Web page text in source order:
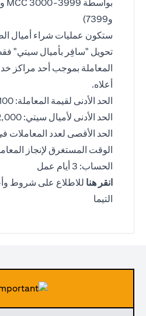
و7399)
ستكون عمليات شراء أميال
تحويل "سافِر بأميال سيتي"
المعاملة بموجب أحد مراكز
أعلاه.
الحد الأدنى لقيمة المعاملة: 100 درهم إماراتي
الحد الأدنى لأميال سيتي: 2,000
الحد الأقصى لعدد المعاملات
الوقت المستغرق لإنجاز
الحساب: 3 أيام عمل
انقر هنا للاطلاع على شروط
التيما